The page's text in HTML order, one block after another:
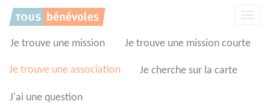
Je trouve une mission Je trouve une mission courte
Je trouve une association Je cherche sur la carte
J'ai une question
Panneau de gestion des cookies